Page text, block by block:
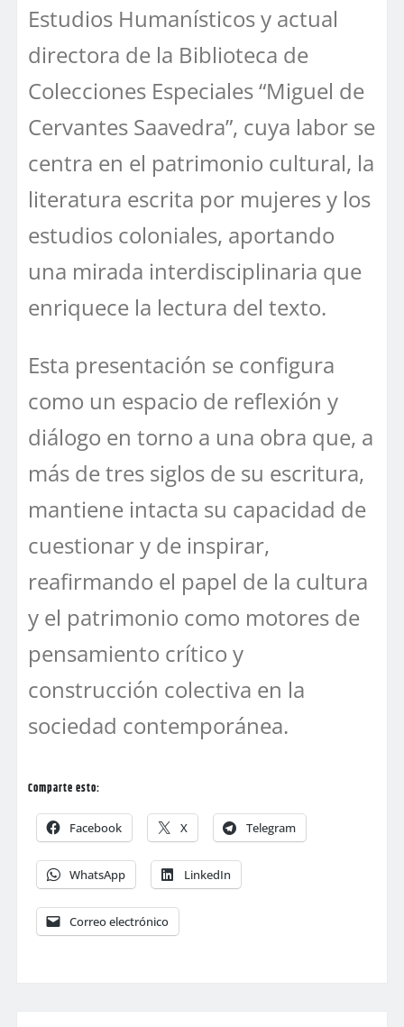
Estudios Humanísticos y actual
directora de la Biblioteca de
Colecciones Especiales “Miguel de
Cervantes Saavedra”, cuya labor se
centra en el patrimonio cultural, la
literatura escrita por mujeres y los
estudios coloniales, aportando
una mirada interdisciplinaria que
enriquece la lectura del texto.
Esta presentación se configura
como un espacio de reflexión y
diálogo en torno a una obra que, a
más de tres siglos de su escritura,
mantiene intacta su capacidad de
cuestionar y de inspirar,
reafirmando el papel de la cultura
y el patrimonio como motores de
pensamiento crítico y
construcción colectiva en la
sociedad contemporánea.
Comparte esto:
Facebook X Telegram
WhatsApp LinkedIn
Correo electrónico